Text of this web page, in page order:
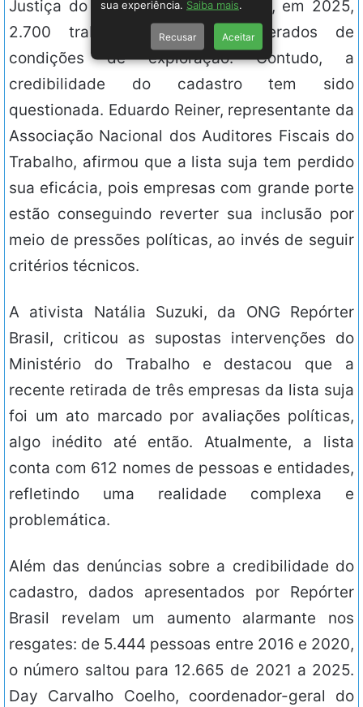
Justiça do Trabalho, ressaltou que, em 2025,
2.700 trabalhadores foram liberados de
condições de exploração. Contudo, a
credibilidade do cadastro tem sido
questionada. Eduardo Reiner, representante da
Associação Nacional dos Auditores Fiscais do
Trabalho, afirmou que a lista suja tem perdido
sua eficácia, pois empresas com grande porte
estão conseguindo reverter sua inclusão por
meio de pressões políticas, ao invés de seguir
critérios técnicos.
A ativista Natália Suzuki, da ONG Repórter
Brasil, criticou as supostas intervenções do
Ministério do Trabalho e destacou que a
recente retirada de três empresas da lista suja
foi um ato marcado por avaliações políticas,
algo inédito até então. Atualmente, a lista
conta com 612 nomes de pessoas e entidades,
refletindo uma realidade complexa e
problemática.
Além das denúncias sobre a credibilidade do
cadastro, dados apresentados por Repórter
Brasil revelam um aumento alarmante nos
resgates: de 5.444 pessoas entre 2016 e 2020,
o número saltou para 12.665 de 2021 a 2025.
Day Carvalho Coelho, coordenador-geral do
sua experiência. Saiba mais.
Recusar Aceitar